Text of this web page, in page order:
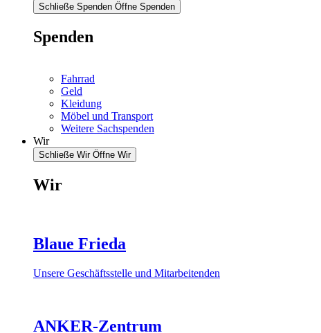
Schließe Spenden Öffne Spenden
Spenden
Fahrrad
Geld
Kleidung
Möbel und Transport
Weitere Sachspenden
Wir
Schließe Wir Öffne Wir
Wir
Blaue Frieda
Unsere Geschäftsstelle und Mitarbeitenden
ANKER-Zentrum